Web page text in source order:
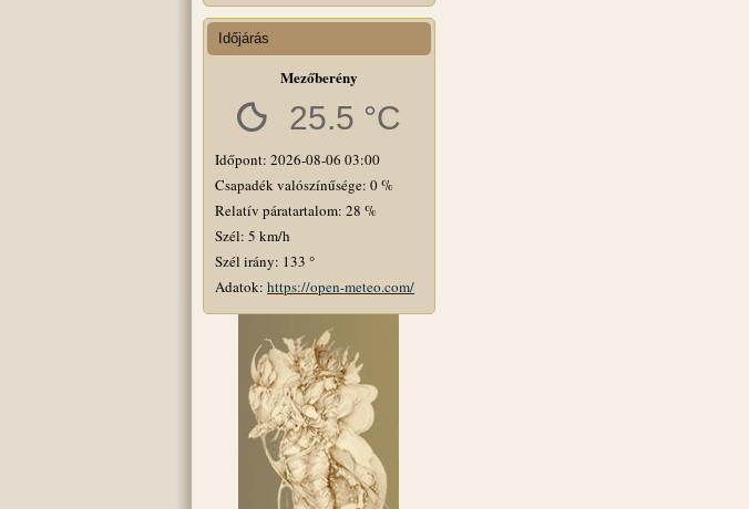
Időjárás
Mezőberény
25.5 °C
Időpont: 2026-08-06 03:00
Csapadék valószínűsége: 0 %
Relatív páratartalom: 28 %
Szél: 5 km/h
Szél irány: 133 °
Adatok: https://open-meteo.com/